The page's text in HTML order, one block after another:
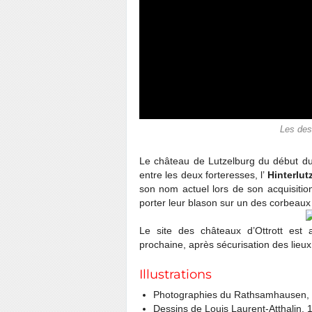
Les
Le château de Lutzelburg du début
entre les deux forteresses, l’
son nom actuel lors de son
porter leur blason sur un des
Le site des châteaux d’Ottrott est
prochaine, après sécurisation des
Illustrations
Photographies du Rathsamhausen,
Dessins de Louis Laurent-Atthalin,